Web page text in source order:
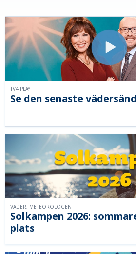
Se den senaste
TV4 PLAY
Solkampen 2026:
plats
VÄDER, METEOROLOGEN